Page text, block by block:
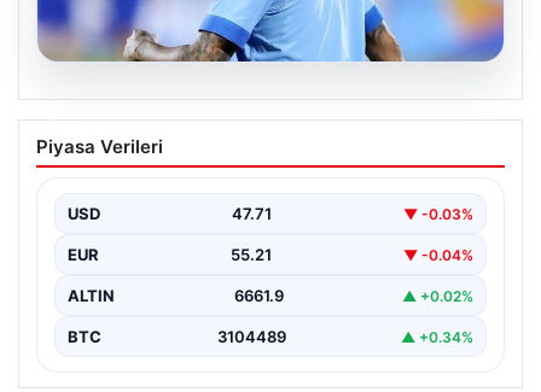
05.08.2026
Neymar’ın maç sonrası gerginlik
yaşadığı anlar!
Piyasa Verileri
USD 47.71 ▼ -0.03%
EUR 55.21 ▼ -0.04%
ALTIN 6661.9 ▲ +0.02%
BTC 3104489 ▲ +0.34%